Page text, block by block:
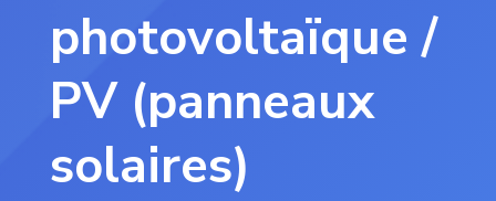
photovoltaïque /
PV (panneaux
solaires)